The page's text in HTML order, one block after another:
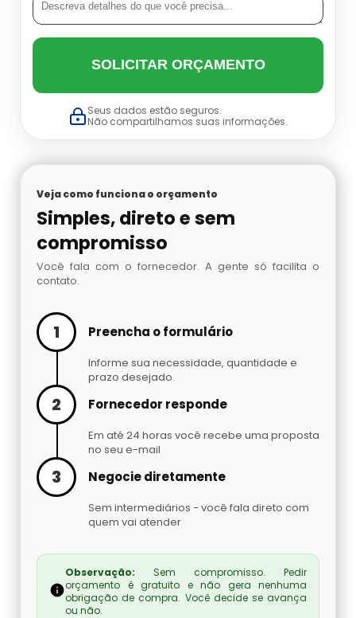
SOLICITAR ORÇAMENTO
Seus dados estão seguros.
Não compartilhamos suas informações.
Veja como funciona o orçamento
Simples, direto e sem
compromisso
Você fala com o fornecedor. A gente só facilita o
contato.
1 Preencha o formulário
Informe sua necessidade, quantidade e
prazo desejado.
2 Fornecedor responde
Em até 24 horas você recebe uma proposta
no seu e-mail
3 Negocie diretamente
Sem intermediários - você fala direto com
quem vai atender
Observação: Sem compromisso. Pedir
orçamento é gratuito e não gera nenhuma
obrigação de compra. Você decide se avança
ou não.